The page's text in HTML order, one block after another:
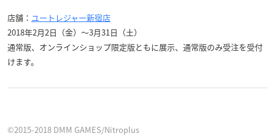
店舗： ユートレジャー新宿店
2018年2月2日（金）～3月31日（土）
通常版、オンラインショップ限定版ともに展示、通常版のみ受注を受付
けます。
©2015-2018 DMM GAMES/Nitroplus